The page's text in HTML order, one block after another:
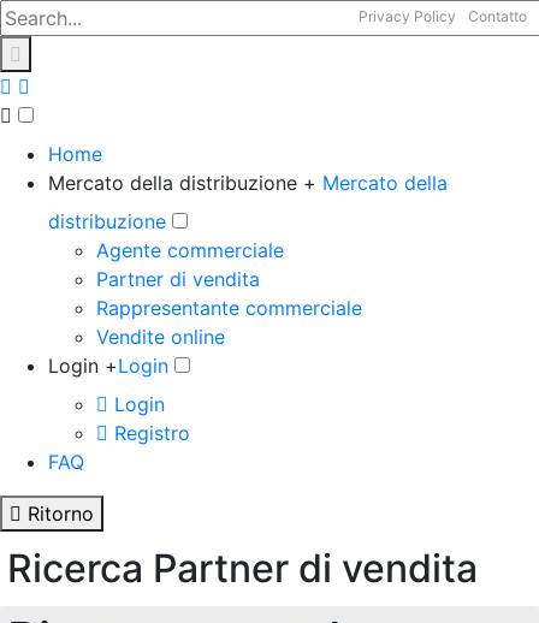
Privacy Policy Contatto
Home
Mercato della distribuzione + Mercato della
distribuzione
Agente commerciale
Partner di vendita
Rappresentante commerciale
Vendite online
Login +Login
Login
Registro
FAQ
Ritorno
Ricerca Partner di vendita